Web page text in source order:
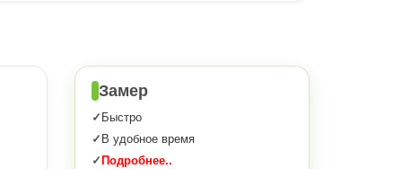
Замер
Быстро
В удобное время
Подробнее..